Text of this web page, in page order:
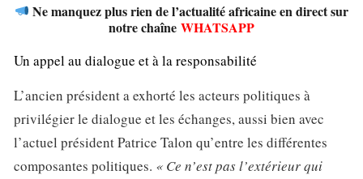
Ne manquez plus rien de l’actualité africaine en direct sur
notre chaîne WHATSAPP
Un appel au dialogue et à la responsabilité
L’ancien président a exhorté les acteurs politiques à
privilégier le dialogue et les échanges, aussi bien avec
l’actuel président Patrice Talon qu’entre les différentes
composantes politiques. « Ce n’est pas l’extérieur qui